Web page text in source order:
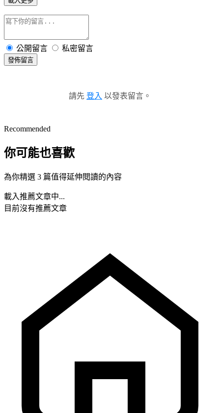
公開留言 私密留言
發佈留言
請先 登入 以發表留言。
Recommended
你可能也喜歡
為你精選 3 篇值得延伸閱讀的內容
載入推薦文章中...
目前沒有推薦文章